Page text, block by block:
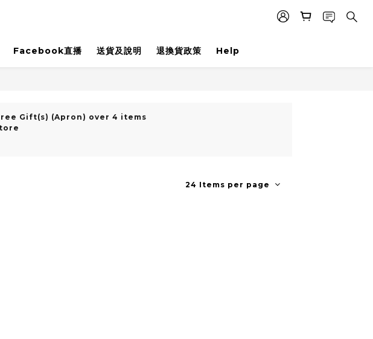
Facebook直播 送貨及說明 退換貨政策 Help
Gift(s) (Apron) over 4 items
24 Items per page